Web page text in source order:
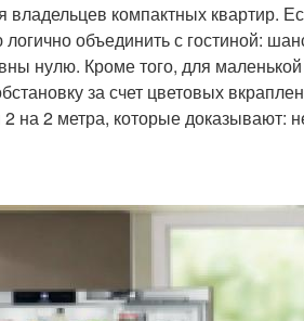
владельцев компактных квартир.
объединить с гостиной:
нулю. Кроме того, для
за счет цветовых
на 2 метра, которые доказывают: